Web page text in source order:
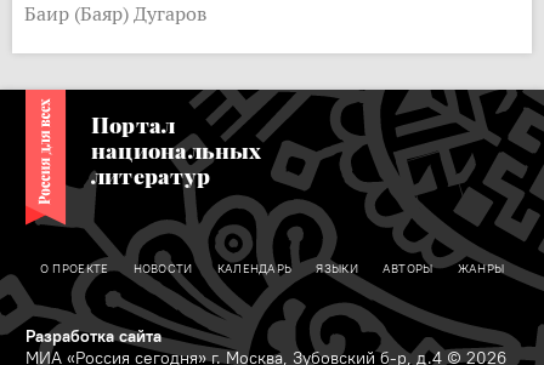
Баир (Баяр) Дугаров
Портал
национальных
литератур
О ПРОЕКТЕ НОВОСТИ КАЛЕНДАРЬ ЯЗЫКИ АВТОРЫ ЖАНРЫ
Разработка сайта
МИА «Россия сегодня» г. Москва, Зубовский б-р, д.4 © 2026